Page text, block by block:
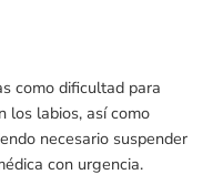
como dificultad para
los labios, así como
necesario suspender
con urgencia.